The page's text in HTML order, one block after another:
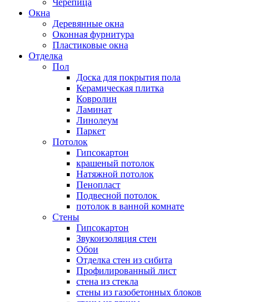
Черепица
Окна
Деревянные окна
Оконная фурнитура
Пластиковые окна
Отделка
Пол
Доска для покрытия пола
Керамическая плитка
Ковролин
Ламинат
Линолеум
Паркет
Потолок
Гипсокартон
крашеный потолок
Натяжной потолок
Пенопласт
Подвесной потолок
потолок в ванной комнате
Стены
Гипсокартон
Звукоизоляция стен
Обои
Отделка стен из сибита
Профилированный лист
стена из стекла
стены из газобетонных блоков